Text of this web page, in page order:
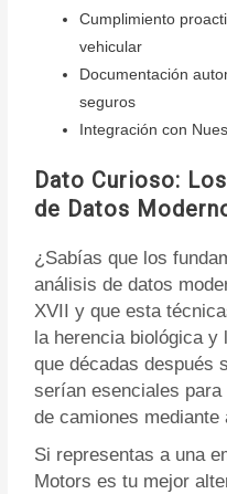
Cumplimiento
vehicular
Documentación
seguros
Integración con
Dato Curioso:
de Datos
¿Sabías que los
análisis de datos
XVII y que esta
la herencia biológica
que décadas después
serían esenciales
de camiones
Si representas a una
Motors es tu mejor